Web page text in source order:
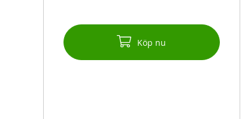
Köp nu